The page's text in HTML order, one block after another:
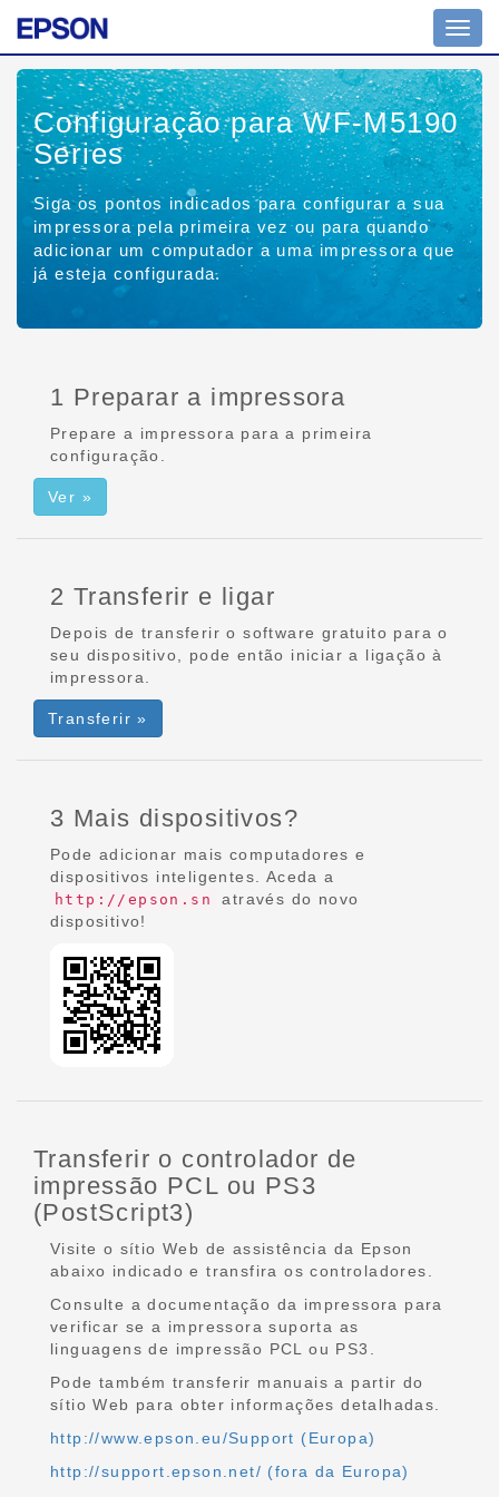
Configuração para WF-M5190
Series
Siga os pontos indicados para configurar a sua
impressora pela primeira vez ou para quando
adicionar um computador a uma impressora que
já esteja configurada.
1 Preparar a impressora
Prepare a impressora para a primeira
configuração.
Ver »
2 Transferir e ligar
Depois de transferir o software gratuito para o
seu dispositivo, pode então iniciar a ligação à
impressora.
Transferir »
3 Mais dispositivos?
Pode adicionar mais computadores e
dispositivos inteligentes. Aceda a
http://epson.sn
através do novo
dispositivo!
Transferir o controlador de
impressão PCL ou PS3
(PostScript3)
Visite o sítio Web de assistência da Epson
abaixo indicado e transfira os controladores.
Consulte a documentação da impressora para
verificar se a impressora suporta as
linguagens de impressão PCL ou PS3.
Pode também transferir manuais a partir do
sítio Web para obter informações detalhadas.
http://www.epson.eu/Support (Europa)
http://support.epson.net/ (fora da Europa)